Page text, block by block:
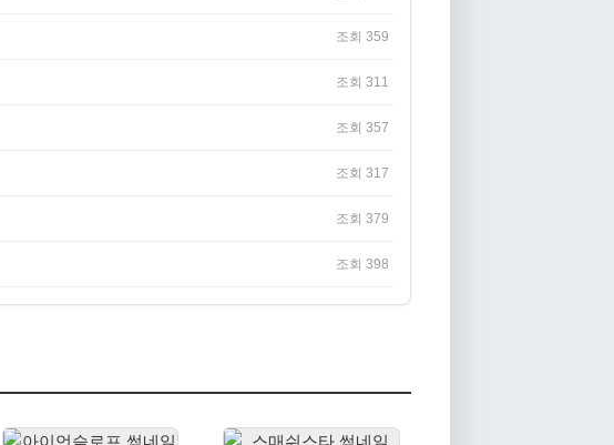
조회 359
조회 311
조회 357
조회 317
조회 379
조회 398